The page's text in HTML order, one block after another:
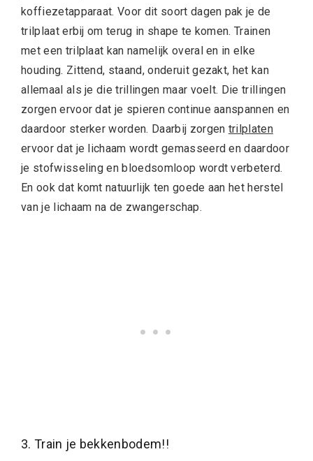
koffiezetapparaat. Voor dit soort dagen pak je de
trilplaat erbij om terug in shape te komen. Trainen
met een trilplaat kan namelijk overal en in elke
houding. Zittend, staand, onderuit gezakt, het kan
allemaal als je die trillingen maar voelt. Die trillingen
zorgen ervoor dat je spieren continue aanspannen en
daardoor sterker worden. Daarbij zorgen trilplaten
ervoor dat je lichaam wordt gemasseerd en daardoor
je stofwisseling en bloedsomloop wordt verbeterd.
En ook dat komt natuurlijk ten goede aan het herstel
van je lichaam na de zwangerschap.
3. Train je bekkenbodem!!